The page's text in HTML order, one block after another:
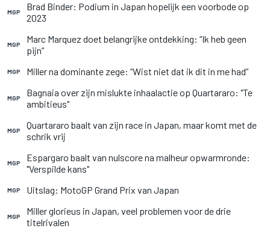
MGP
Brad Binder: Podium in Japan hopelijk een voorbode op
2023
MGP
Marc Marquez doet belangrijke ontdekking: “Ik heb geen
pijn”
MGP Miller na dominante zege: “Wist niet dat ik dit in me had”
MGP
Bagnaia over zijn mislukte inhaalactie op Quartararo: "Te
ambitieus"
MGP
Quartararo baalt van zijn race in Japan, maar komt met de
schrik vrij
MGP
Espargaro baalt van nulscore na malheur opwarmronde:
"Verspilde kans"
MGP Uitslag: MotoGP Grand Prix van Japan
MGP
Miller glorieus in Japan, veel problemen voor de drie
titelrivalen